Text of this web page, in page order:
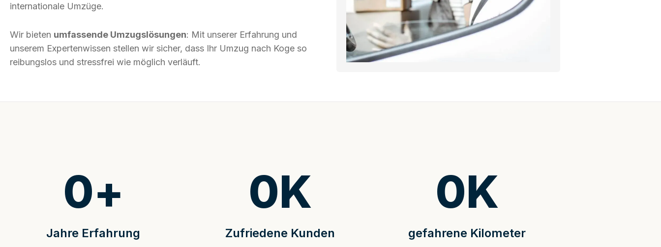
internationale Umzüge.
Wir bieten umfassende Umzugslösungen: Mit unserer Erfahrung und
unserem Expertenwissen stellen wir sicher, dass Ihr Umzug nach Koge so
reibungslos und stressfrei wie möglich verläuft.
Jahre Erfahrung
0+
Zufriedene Kunden
0K
gefahrene Kilometer
0K